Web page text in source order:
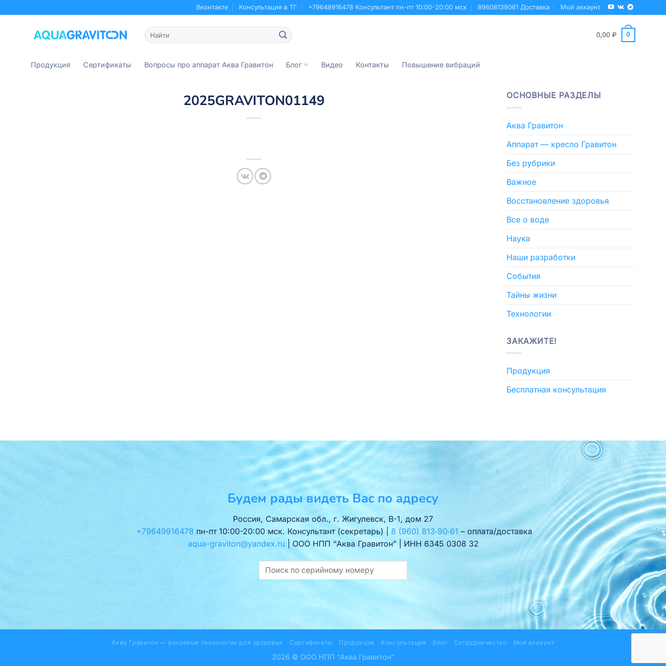
to
Вконтакте Консультация в ТГ +79649916478 Консультант пн-пт 10:00-20:00 мск 89608139061 Доставка Мой аккаунт
Искать:
0,00 ₽ 0
Продукция Сертификаты Вопросы про аппарат Аква Гравитон Блог Видео Контакты Повышение вибраций
2025GRAVITON01149 ОСНОВНЫЕ РАЗДЕЛЫ
Аква Гравитон
Аппарат — кресло Гравитон
Без рубрики
Важное
Восстановление здоровья
Все о воде
Наука
Наши разработки
События
Тайны жизни
Технологии
ЗАКАЖИТЕ!
Продукция
Бесплатная консультация
Будем рады видеть Вас по адресу
Россия, Самарская обл., г. Жигулевск, В-1, дом 27
+79649916478 пн-пт 10:00-20:00 мск. Консультант (секретарь) | 8 (960) 813‑90‑61 – оплата/доставка
aqua-graviton@yandex.ru| ООО НПП “Аква Гравитон” | ИНН 6345 0308 32
Аква Гравитон — вихревые технологии для здоровья Сертификаты Продукция Консультация Блог Сотрудничество Мой аккаунт
2026 © ООО НПП “Аква Гравитон”